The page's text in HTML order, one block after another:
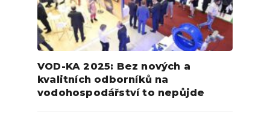
VOD-KA 2025: Bez nových a
kvalitních odborníků na
vodohospodářství to nepůjde